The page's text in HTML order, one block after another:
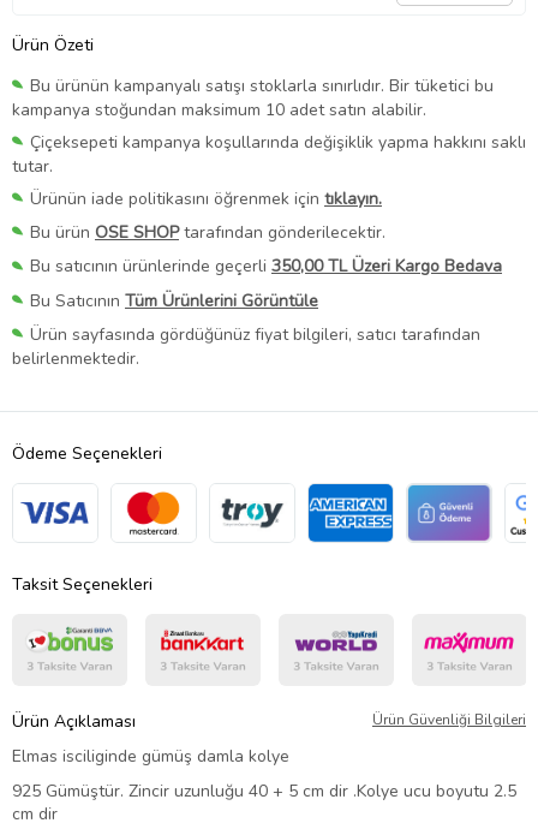
Ürün Özeti
Bu ürünün kampanyalı satışı stoklarla sınırlıdır. Bir tüketici bu
kampanya stoğundan maksimum 10 adet satın alabilir.
Çiçeksepeti kampanya koşullarında değişiklik yapma hakkını saklı
tutar.
Ürünün iade politikasını öğrenmek için tıklayın.
Bu ürün OSE SHOPtarafından gönderilecektir.
Bu satıcının ürünlerinde geçerli 350,00 TL Üzeri Kargo Bedava
Bu Satıcının Tüm Ürünlerini Görüntüle
Ürün sayfasında gördüğünüz fiyat bilgileri, satıcı tarafından
belirlenmektedir.
Ödeme Seçenekleri
Taksit Seçenekleri
Ürün Açıklaması Ürün Güvenliği Bilgileri
Elmas isciliginde gümüş damla kolye
925 Gümüştür. Zincir uzunluğu 40 + 5 cm dir .Kolye ucu boyutu 2.5
cm dir